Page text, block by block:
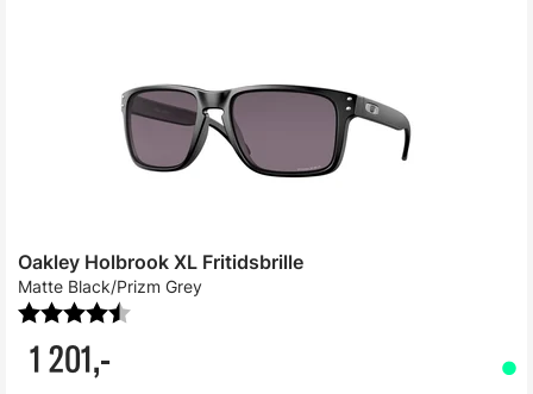
Oakley Holbrook XL Fritidsbrille
Matte Black/Prizm Grey
1 201,-
Karakter: